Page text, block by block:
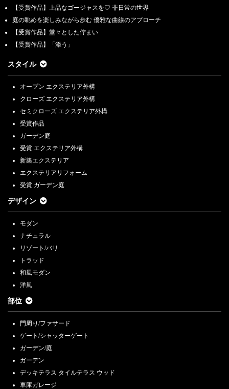
【受賞作品】上品なゴージャスを♡ 非日常の世界
庭の眺めを楽しみながら歩む 優雅な曲線のアプローチ
【受賞作品】堂々とした佇まい
【受賞作品】「添う」
スタイル
オープン エクステリア外構
クローズ エクステリア外構
セミクローズ エクステリア外構
受賞作品
ガーデン庭
受賞 エクステリア外構
新築エクステリア
エクステリアリフォーム
受賞 ガーデン庭
デザイン
モダン
ナチュラル
リゾート/バリ
トラッド
和風モダン
洋風
部位
門周り/ファサード
ゲート/シャッターゲート
ガーデン/庭
ガーデン
デッキテラス タイルテラス ウッド
車庫ガレージ